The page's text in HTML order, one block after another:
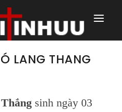
LANG THANG
sinh ngày 03